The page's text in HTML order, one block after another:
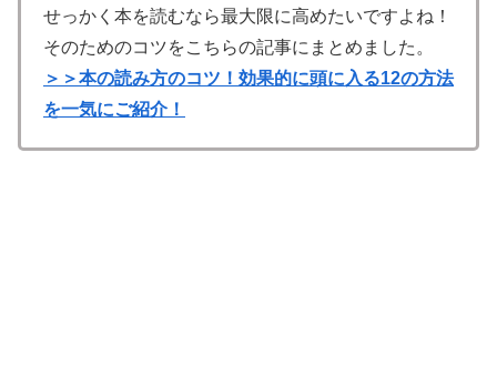
せっかく本を読むなら最大限に高めたいですよね！
そのためのコツをこちらの記事にまとめました。
＞＞本の読み方のコツ！効果的に頭に入る12の方法
を一気にご紹介！